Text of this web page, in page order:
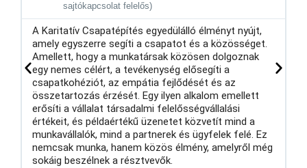
sajtókapcsolat felelős)
A Karitatív Csapatépítés egyedülálló élményt nyújt,
amely egyszerre segíti a csapatot és a közösséget.
Amellett, hogy a munkatársak közösen dolgoznak
egy nemes célért, a tevékenység elősegíti a
csapatkohéziót, az empátia fejlődését és az
összetartozás érzését. Egy ilyen alkalom emellett
erősíti a vállalat társadalmi felelősségvállalási
értékeit, és példaértékű üzenetet közvetít mind a
munkavállalók, mind a partnerek és ügyfelek felé. Ez
nemcsak munka, hanem közös élmény, amelyről még
sokáig beszélnek a résztvevők.